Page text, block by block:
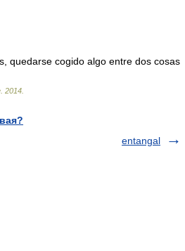
quedarse cogido algo entre dos cosas
2014
entangal